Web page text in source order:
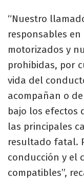
“Nuestro
responsables
motorizados y
prohibidas, por
vida del
acompañan o
bajo los efectos
las principales
resultado fatal.
conducción y el
compatibles”,